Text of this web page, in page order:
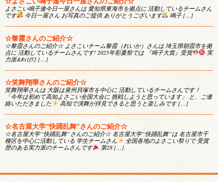
よさこい鳴子連今日一屋さんは 愛知県東海市を拠点に 活動しているチームさん
です
今日一屋さん お写真のご提供 ありがとうございます 鳴子 […]
☆黎霞さんのご紹介☆
☆黎霞さんのご紹介☆ よさこいチーム黎霞（れいか）さんは 埼玉県朝霞市を拠
点に 活動しているチームさんです! 2025年彩夏祭では 『鳴子大賞』受賞
実
力派&#x1f52 […]
☆笑舞翔華さんのご紹介☆
笑舞翔華さんは 大阪は泉州貝塚市を中心に 活動しているチームさんです！
「今年は初めて高知よさこい全国大会に 挑戦しようと思っています」 と、ご連
絡いただきました
高知で演舞が拝見できると思うと楽しみです […]
☆名古屋大学”快踊乱舞”さんのご紹介☆
☆名古屋大学”快踊乱舞”さんのご紹介☆ 名古屋大学”快踊乱舞”は 名古屋市千
種区を中心に活動している 学生チームさん
全国各地のよさこい祭りで 受賞
歴のある実力派のチームさんです
第28 […]